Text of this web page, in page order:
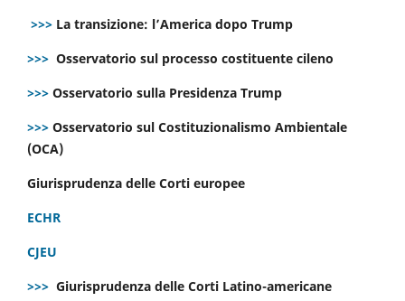
>>> La transizione: l’America dopo Trump
>>> Osservatorio sul processo costituente cileno
>>> Osservatorio sulla Presidenza Trump
>>> Osservatorio sul Costituzionalismo Ambientale
(OCA)
Giurisprudenza delle Corti europee
ECHR
CJEU
>>> Giurisprudenza delle Corti Latino-americane